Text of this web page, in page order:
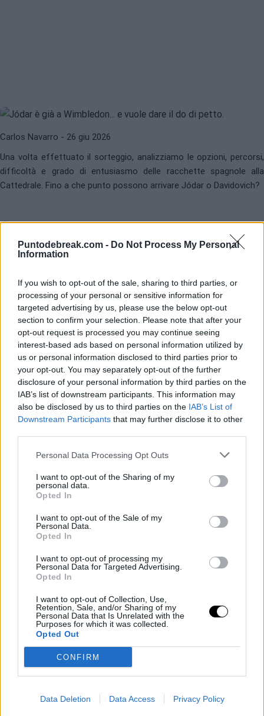
Puntodebreak.com - Do Not Process My Personal
Information
If you wish to opt-out of the sale, sharing to third parties, or
processing of your personal or sensitive information for
targeted advertising by us, please use the below opt-out
section to confirm your selection. Please note that after your
opt-out request is processed you may continue seeing
interest-based ads based on personal information utilized by
us or personal information disclosed to third parties prior to
your opt-out. You may separately opt-out of the further
disclosure of your personal information by third parties on the
IAB’s list of downstream participants. This information may
also be disclosed by us to third parties on the IAB’s List of
Downstream Participants that may further disclose it to other
Personal Data Processing Opt Outs
I want to opt-out of the Sharing of my
personal data.
Opted In
I want to opt-out of the Sale of my
Personal Data.
Opted In
I want to opt-out of processing my
Personal Data for Targeted Advertising.
Opted In
I want to opt-out of Collection, Use,
Retention, Sale, and/or Sharing of my
Personal Data that Is Unrelated with the
Purposes for which it was collected.
Opted Out
CONFIRM
Data Deletion Data Access Privacy Policy
Carlos Navarro - 26 giu 2026
Una volta effettuato il sorteggio, analizziamo le opzioni, percorsi,
difficoltà e grado di entusiasmo delle racchette spagnole alla
Cattedrale. Fino a che punto possono arrivare Jódar o Davidovich?
ATP MARTÍN LANDALUCE
Landaluce continua a dolce in erba:
e si incontra con Atmane
RAFAEL JÓDARMARTÍN LANDALUCE
Jódar e Landaluce, realtà o illusione
sull'erba?
Carlos Navarro - 12 giu 2026
Abbiamo analizzato il percorso precedente, il calendario e le reali
ultimi mesi. Riusciranno a mantenere il successo su una nuova
superficie?
RAFAEL NADAL RAFAEL JÓDAR
Nadal getta un salvagente ad
Alcaraz: "Ritornerà bene dopo
l'infortunio, è troppo bravo perché
non sia così"
Carlos Navarro- 10 giu 2026
spagnolo, analizzando l'orizzonte che si presenta a Rafa Jódar,
Landaluce, un raggio di speranza